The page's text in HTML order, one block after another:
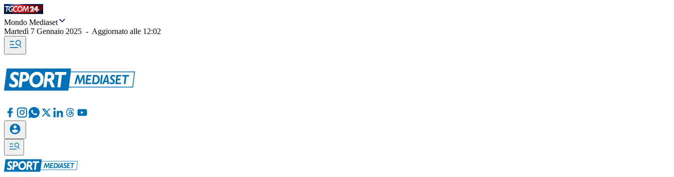
Mondo Mediaset
Martedì 7 Gennaio 2025 - Aggiornato alle 12:02